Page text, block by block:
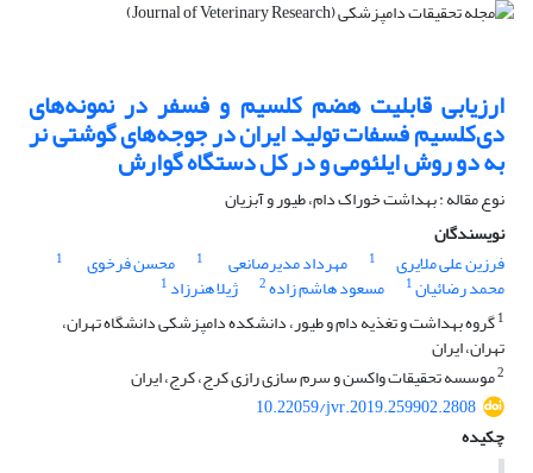
ارزیابی قابلیت هضم کلسیم و فسفر در نمونه‌های
دی‌کلسیم فسفات تولید ایران در جوجه‌های گوشتی نر
به دو روش ایلئومی و در کل دستگاه گوارش
نوع مقاله : بهداشت خوراک دام، طیور و آبزیان
نویسندگان
فرزین علی ملایری
1 مهرداد مدیرصانعی 1 محسن فرخوی 1
محمد رضائیان1 مسعود هاشم زاده2 ژیلا هنرزاد 1
1گروه بهداشت و تغذیه دام و طیور، دانشکده دامپزشکی دانشگاه تهران،
تهران، ایران
2موسسه تحقیقات واکسن و سرم سازی رازی کرج، کرج، ایران
10.22059/jvr.2019.259902.2808
چکیده